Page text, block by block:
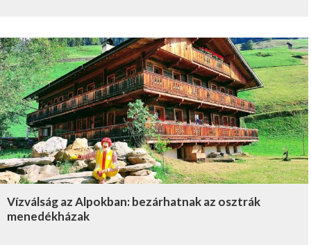
Vízválság az Alpokban: bezárhatnak az osztrák
menedékházak